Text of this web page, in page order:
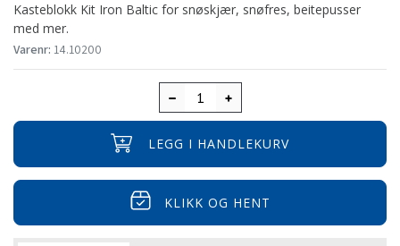
Kasteblokk Kit Iron Baltic for snøskjær, snøfres, beitepusser
med mer.
Varenr: 14.10200
LEGG I HANDLEKURV
KLIKK OG HENT